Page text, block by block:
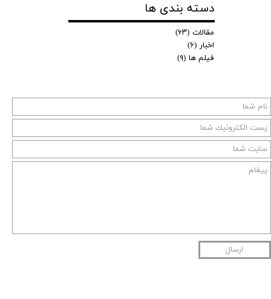
ارسال
دسته بندی ها
مقالات (۶۳)
اخبار (۶)
فیلم ها (۹)